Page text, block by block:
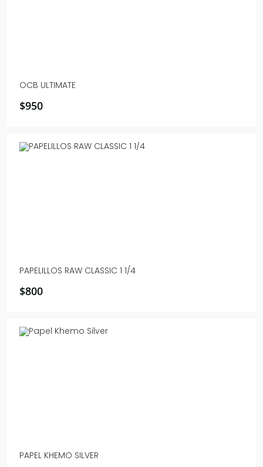
OCB ULTIMATE
$950
PAPELILLOS RAW CLASSIC 1 1/4
$800
PAPEL KHEMO SILVER